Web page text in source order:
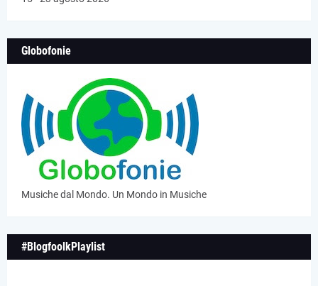
Globofonie
Musiche dal Mondo. Un Mondo in Musiche
#BlogfoolkPlaylist